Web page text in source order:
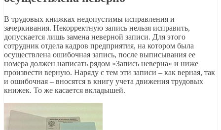
В трудовых книжках недопустимы исправления и
зачеркивания. Некорректную запись нельзя исправить,
допускается лишь замена неверной записи. Для этого
сотрудник отдела кадров предприятия, на котором была
осуществлена ошибочная запись, после выписывания ее
номера должен написать рядом «Запись неверна» и ниже
произвести верную. Наряду с тем эти записи – как верная, так
и ошибочная – вносятся в книгу учета движения трудовых
книжек. То же касается вкладышей.